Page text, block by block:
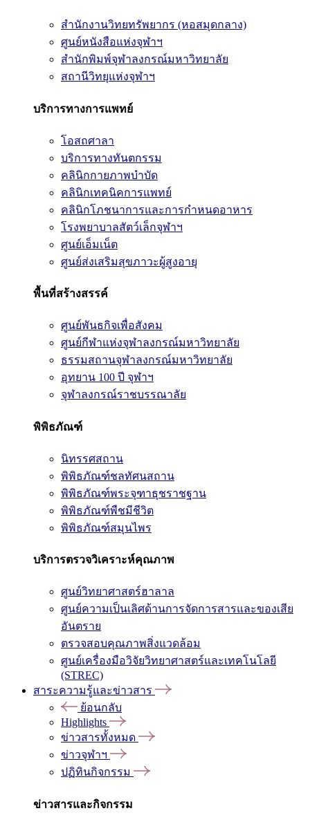
สำนักงานวิทยทรัพยากร (หอสมุดกลาง)
ศูนย์หนังสือแห่งจุฬาฯ
สำนักพิมพ์จุฬาลงกรณ์มหาวิทยาลัย
สถานีวิทยุแห่งจุฬาฯ
บริการทางการแพทย์
โอสถศาลา
บริการทางทันตกรรม
คลินิกกายภาพบำบัด
คลินิกเทคนิคการแพทย์
คลินิกโภชนาการและการกำหนดอาหาร
โรงพยาบาลสัตว์เล็กจุฬาฯ
ศูนย์เอ็มเน็ต
ศูนย์ส่งเสริมสุขภาวะผู้สูงอายุ
พื้นที่สร้างสรรค์
ศูนย์พันธกิจเพื่อสังคม
ศูนย์กีฬาแห่งจุฬาลงกรณ์มหาวิทยาลัย
ธรรมสถานจุฬาลงกรณ์มหาวิทยาลัย
อุทยาน 100 ปี จุฬาฯ
จุฬาลงกรณ์ราชบรรณาลัย
พิพิธภัณฑ์
นิทรรศสถาน
พิพิธภัณฑ์ชลทัศนสถาน
พิพิธภัณฑ์พระจุฑาธุชราชฐาน
พิพิธภัณฑ์พืชมีชีวิต
พิพิธภัณฑ์สมุนไพร
บริการตรวจวิเคราะห์คุณภาพ
ศูนย์วิทยาศาสตร์ฮาลาล
ศูนย์ความเป็นเลิศด้านการจัดการสารและของเสีย
อันตราย
ตรวจสอบคุณภาพสิ่งแวดล้อม
ศูนย์เครื่องมือวิจัยวิทยาศาสตร์และเทคโนโลยี
(STREC)
สาระความรู้และข่าวสาร
ย้อนกลับ
Highlights
ข่าวสารทั้งหมด
ข่าวจุฬาฯ
ปฏิทินกิจกรรม
ข่าวสารและกิจกรรม